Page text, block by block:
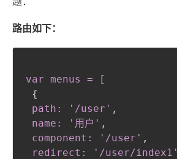
路由如下：
var menus = [
{
path: '/user' ,
name: '用户' ,
component: '/user' ,
redirect: '/user/index1'